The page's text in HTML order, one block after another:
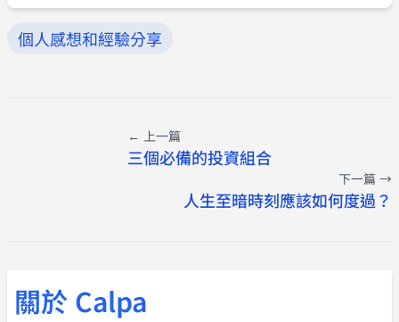
個人感想和經驗分享
← 上一篇
三個必備的投資組合
下一篇 →
人生至暗時刻應該如何度過？
關於 Calpa